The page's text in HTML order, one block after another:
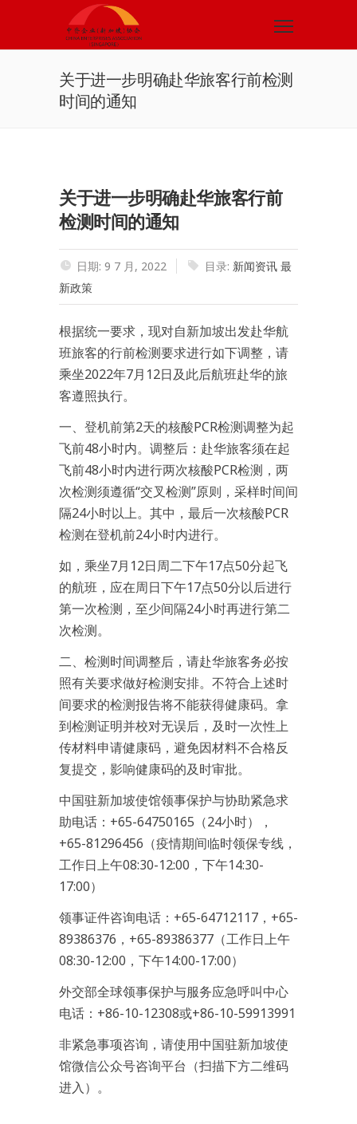
关于进一步明确赴华旅客行前检测
时间的通知
关于进一步明确赴华旅客行前
检测时间的通知
日期: 9 7 月, 2022 目录: 新闻资讯 最
新政策
根据统一要求，现对自新加坡出发赴华航
班旅客的行前检测要求进行如下调整，请
乘坐2022年7月12日及此后航班赴华的旅
客遵照执行。
一、登机前第2天的核酸PCR检测调整为起
飞前48小时内。调整后：赴华旅客须在起
飞前48小时内进行两次核酸PCR检测，两
次检测须遵循“交叉检测”原则，采样时间间
隔24小时以上。其中，最后一次核酸PCR
检测在登机前24小时内进行。
如，乘坐7月12日周二下午17点50分起飞
的航班，应在周日下午17点50分以后进行
第一次检测，至少间隔24小时再进行第二
次检测。
二、检测时间调整后，请赴华旅客务必按
照有关要求做好检测安排。不符合上述时
间要求的检测报告将不能获得健康码。拿
到检测证明并校对无误后，及时一次性上
传材料申请健康码，避免因材料不合格反
复提交，影响健康码的及时审批。
中国驻新加坡使馆领事保护与协助紧急求
助电话：+65-64750165（24小时），
+65-81296456（疫情期间临时领保专线，
工作日上午08:30-12:00，下午14:30-
17:00）
领事证件咨询电话：+65-64712117，+65-
89386376，+65-89386377（工作日上午
08:30-12:00，下午14:00-17:00）
外交部全球领事保护与服务应急呼叫中心
电话：+86-10-12308或+86-10-59913991
非紧急事项咨询，请使用中国驻新加坡使
馆微信公众号咨询平台（扫描下方二维码
进入）。